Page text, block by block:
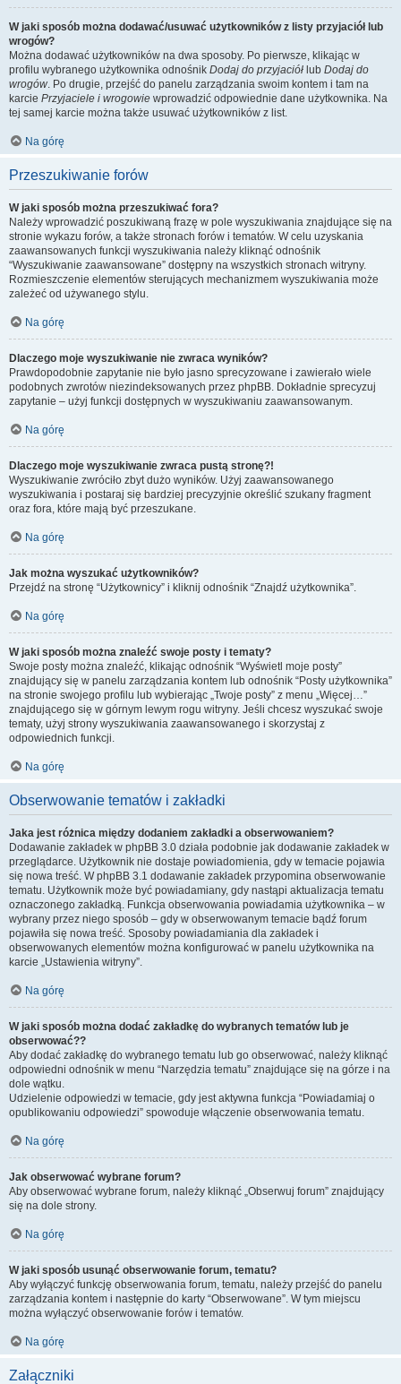
W jaki sposób można dodawać/usuwać użytkowników z listy przyjaciół lub
wrogów?
Można dodawać użytkowników na dwa sposoby. Po pierwsze, klikając w
profilu wybranego użytkownika odnośnik Dodaj do przyjaciół lub Dodaj do
wrogów. Po drugie, przejść do panelu zarządzania swoim kontem i tam na
karcie Przyjaciele i wrogowie wprowadzić odpowiednie dane użytkownika. Na
tej samej karcie można także usuwać użytkowników z list.
Na górę
Przeszukiwanie forów
W jaki sposób można przeszukiwać fora?
Należy wprowadzić poszukiwaną frazę w pole wyszukiwania znajdujące się na
stronie wykazu forów, a także stronach forów i tematów. W celu uzyskania
zaawansowanych funkcji wyszukiwania należy kliknąć odnośnik
“Wyszukiwanie zaawansowane” dostępny na wszystkich stronach witryny.
Rozmieszczenie elementów sterujących mechanizmem wyszukiwania może
zależeć od używanego stylu.
Na górę
Dlaczego moje wyszukiwanie nie zwraca wyników?
Prawdopodobnie zapytanie nie było jasno sprecyzowane i zawierało wiele
podobnych zwrotów niezindeksowanych przez phpBB. Dokładnie sprecyzuj
zapytanie – użyj funkcji dostępnych w wyszukiwaniu zaawansowanym.
Na górę
Dlaczego moje wyszukiwanie zwraca pustą stronę?!
Wyszukiwanie zwróciło zbyt dużo wyników. Użyj zaawansowanego
wyszukiwania i postaraj się bardziej precyzyjnie określić szukany fragment
oraz fora, które mają być przeszukane.
Na górę
Jak można wyszukać użytkowników?
Przejdź na stronę “Użytkownicy” i kliknij odnośnik “Znajdź użytkownika”.
Na górę
W jaki sposób można znaleźć swoje posty i tematy?
Swoje posty można znaleźć, klikając odnośnik “Wyświetl moje posty”
znajdujący się w panelu zarządzania kontem lub odnośnik “Posty użytkownika”
na stronie swojego profilu lub wybierając „Twoje posty” z menu „Więcej…”
znajdującego się w górnym lewym rogu witryny. Jeśli chcesz wyszukać swoje
tematy, użyj strony wyszukiwania zaawansowanego i skorzystaj z
odpowiednich funkcji.
Na górę
Obserwowanie tematów i zakładki
Jaka jest różnica między dodaniem zakładki a obserwowaniem?
Dodawanie zakładek w phpBB 3.0 działa podobnie jak dodawanie zakładek w
przeglądarce. Użytkownik nie dostaje powiadomienia, gdy w temacie pojawia
się nowa treść. W phpBB 3.1 dodawanie zakładek przypomina obserwowanie
tematu. Użytkownik może być powiadamiany, gdy nastąpi aktualizacja tematu
oznaczonego zakładką. Funkcja obserwowania powiadamia użytkownika – w
wybrany przez niego sposób – gdy w obserwowanym temacie bądź forum
pojawiła się nowa treść. Sposoby powiadamiania dla zakładek i
obserwowanych elementów można konfigurować w panelu użytkownika na
karcie „Ustawienia witryny”.
Na górę
W jaki sposób można dodać zakładkę do wybranych tematów lub je
obserwować??
Aby dodać zakładkę do wybranego tematu lub go obserwować, należy kliknąć
odpowiedni odnośnik w menu “Narzędzia tematu” znajdujące się na górze i na
dole wątku.
Udzielenie odpowiedzi w temacie, gdy jest aktywna funkcja “Powiadamiaj o
opublikowaniu odpowiedzi” spowoduje włączenie obserwowania tematu.
Na górę
Jak obserwować wybrane forum?
Aby obserwować wybrane forum, należy kliknąć „Obserwuj forum” znajdujący
się na dole strony.
Na górę
W jaki sposób usunąć obserwowanie forum, tematu?
Aby wyłączyć funkcję obserwowania forum, tematu, należy przejść do panelu
zarządzania kontem i następnie do karty “Obserwowane”. W tym miejscu
można wyłączyć obserwowanie forów i tematów.
Na górę
Załączniki